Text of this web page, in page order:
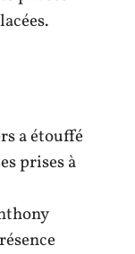
a étouffé
prises à